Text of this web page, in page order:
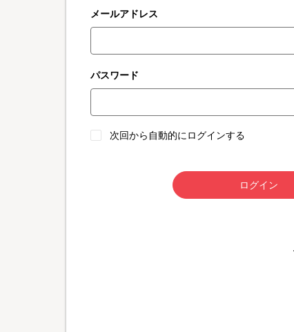
メールアドレス
パスワード
次回から自動的にログインする
ログイン